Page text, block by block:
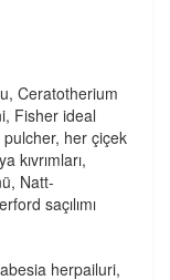
Ceratotherium
Fisher ideal
her çiçek
kıvrımları,
Natt-
saçılımı
herpailuri,